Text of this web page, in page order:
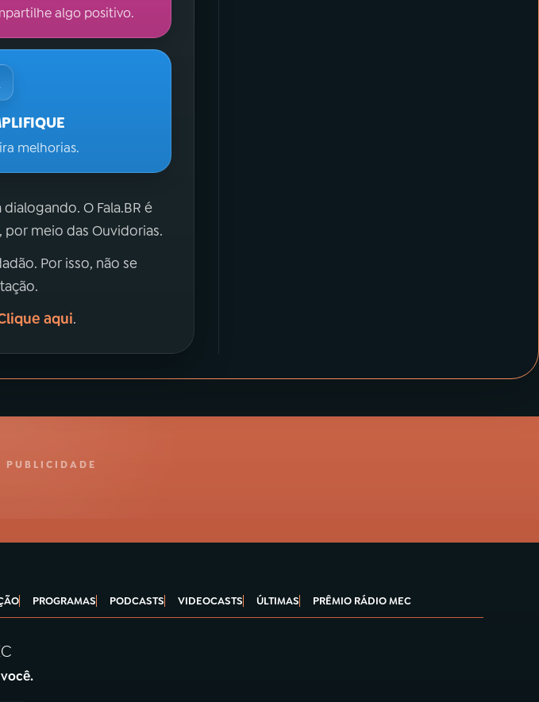
algo positivo.
melhorias.
O Fala.BR é
meio das Ouvidorias.
Por isso, não se
aqui.
PUBLICIDADE
PROGRAMAS PODCASTS VIDEOCASTS ÚLTIMAS PRÊMIO RÁDIO MEC